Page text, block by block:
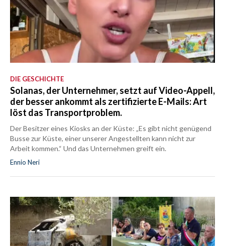
DIE GESCHICHTE
Solanas, der Unternehmer, setzt auf Video-Appell,
der besser ankommt als zertifizierte E-Mails: Art
löst das Transportproblem.
Der Besitzer eines Kiosks an der Küste: „Es gibt nicht genügend
Busse zur Küste, einer unserer Angestellten kann nicht zur
Arbeit kommen.“ Und das Unternehmen greift ein.
Ennio Neri